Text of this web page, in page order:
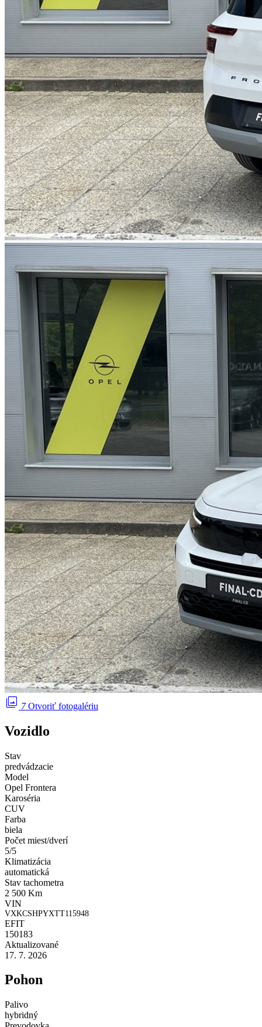
photo_library 7 Otvoriť fotogalériu
Vozidlo
Stav
predvádzacie
Model
Opel Frontera
Karoséria
CUV
Farba
biela
Počet miest/dverí
5/5
Klimatizácia
automatická
Stav tachometra
2 500 Km
VIN
VXKCSHPYXTT115948
EFIT
150183
Aktualizované
17. 7. 2026
Pohon
Palivo
hybridný